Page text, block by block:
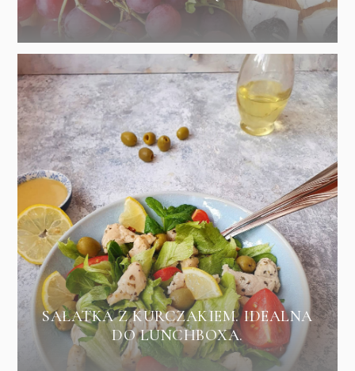
SAŁATKA Z KURCZAKIEM. IDEALNA
DO LUNCHBOXA.